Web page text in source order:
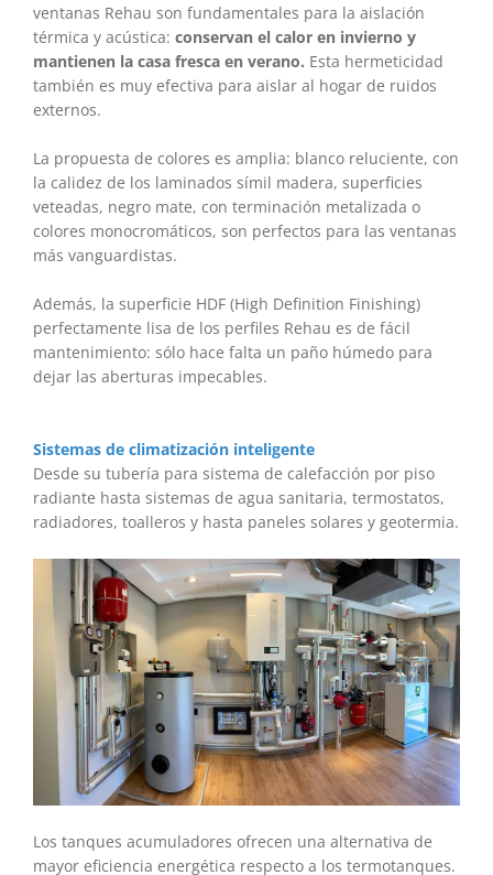
ventanas Rehau son fundamentales para la aislación
térmica y acústica: conservan el calor en invierno y
mantienen la casa fresca en verano. Esta hermeticidad
también es muy efectiva para aislar al hogar de ruidos
externos.
La propuesta de colores es amplia: blanco reluciente, con
la calidez de los laminados símil madera, superficies
veteadas, negro mate, con terminación metalizada o
colores monocromáticos, son perfectos para las ventanas
más vanguardistas.
Además, la superficie HDF (High Definition Finishing)
perfectamente lisa de los perfiles Rehau es de fácil
mantenimiento: sólo hace falta un paño húmedo para
dejar las aberturas impecables.
Sistemas de climatización inteligente
Desde su tubería para sistema de calefacción por piso
radiante hasta sistemas de agua sanitaria, termostatos,
radiadores, toalleros y hasta paneles solares y geotermia.
Los tanques acumuladores ofrecen una alternativa de
mayor eficiencia energética respecto a los termotanques.